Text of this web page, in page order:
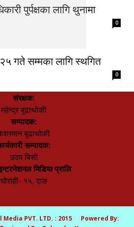
पुर्पक्षका लागि थुनामा
0
गते सम्मका लागि स्थगित
0
संरक्षक:
महेन्द्र बुढाथोकी
सम्पादक:
बुढाथोकी
सम्पादक:
उदय बिसी
मिडिया प्रालि
घोराही- १५, दाङ
PVT. LTD. : 2015 Powered By: